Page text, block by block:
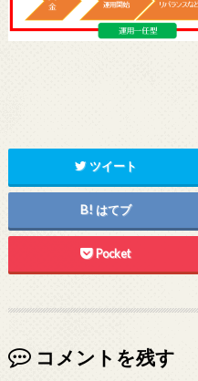
ツイート
はてブ
Pocket
コメントを残す